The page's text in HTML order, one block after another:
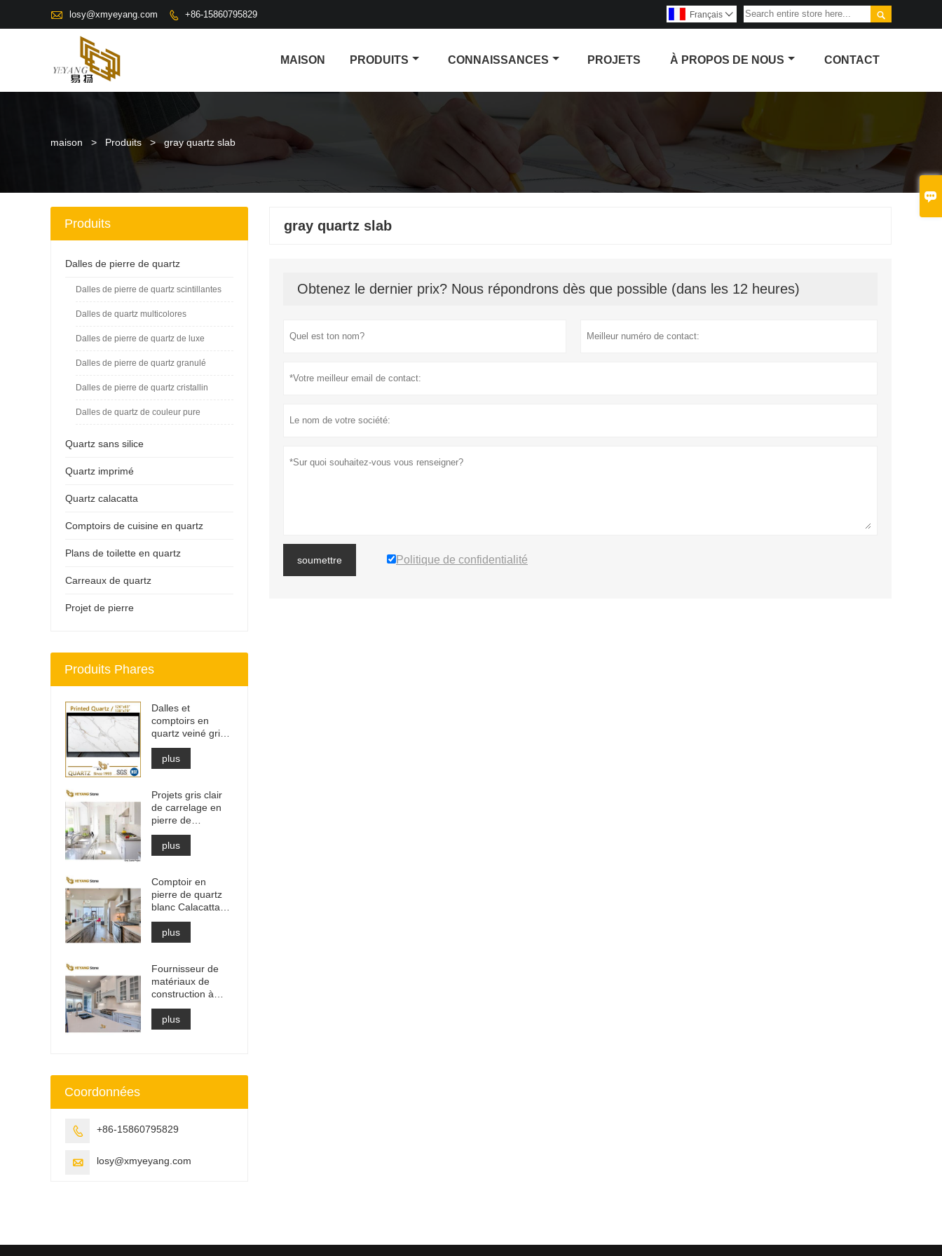

 losy@xmyeyang.com  +86-15860795829 
Français 
MAISON PRODUITS CONNAISSANCES PROJETS À PROPOS DE NOUS CONTACT
maison > Produits > gray quartz slab
gray quartz slab
Obtenez le dernier prix? Nous répondrons dès que possible (dans les 12 heures)
soumettre Politique de confidentialité
Produits
Dalles de pierre de quartz
Dalles de pierre de quartz scintillantes
Dalles de quartz multicolores
Dalles de pierre de quartz de luxe
Dalles de pierre de quartz granulé
Dalles de pierre de quartz cristallin
Dalles de quartz de couleur pure
Quartz sans silice
Quartz imprimé
Quartz calacatta
Comptoirs de cuisine en quartz
Plans de toilette en quartz
Carreaux de quartz
Projet de pierre
Produits Phares
Dalles et
comptoirs en
quartz veiné gris
imprimé | Quartz
imprimé sur toute
la masse PQ005
plus
Projets gris clair
de carrelage en
pierre de
matériaux de
construction de
haute qualité
plus
Comptoir en
pierre de quartz
blanc Calacatta
d'ingénierie
artificielle, dessus
de vanité et dalle
plus
Fournisseur de
matériaux de
construction à
surface solide en
pierre de quartz
artificielle
plus
Coordonnées
 +86-15860795829
 losy@xmyeyang.com